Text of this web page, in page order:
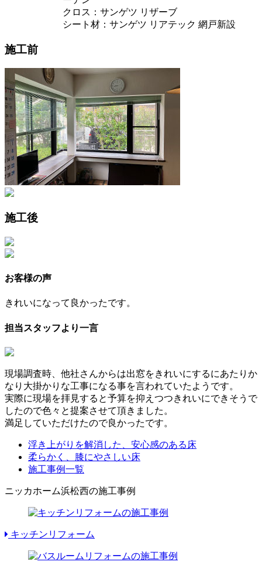
クロス：サンゲツ リザーブ
シート材：サンゲツ リアテック 網戸新設
施工前
施工後
お客様の声
きれいになって良かったです。
担当スタッフより一言
現場調査時、他社さんからは出窓をきれいにするにあたりか
なり大掛かりな工事になる事を言われていたようです。
実際に現場を拝見すると予算を抑えつつきれいにできそうで
したので色々と提案させて頂きました。
満足していただけたので良かったです。
浮き上がりを解消した、安心感のある床
柔らかく、膝にやさしい床
施工事例一覧
ニッカホーム浜松西の施工事例
キッチンリフォーム